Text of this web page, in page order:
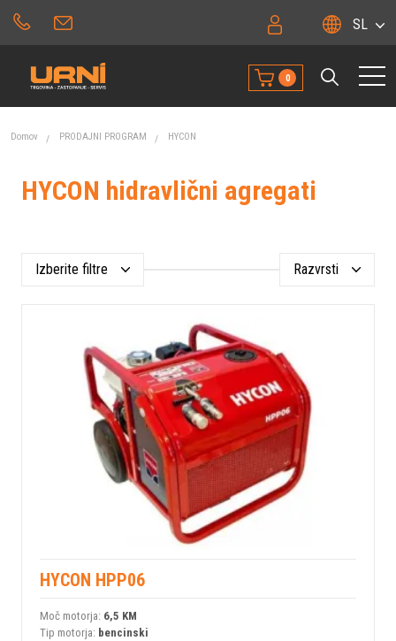
SL
0
Domov PRODAJNI PROGRAM HYCON
HYCON hidravlični agregati
Izberite filtre Razvrsti
HYCON HPP06
Moč motorja: 6,5 KM
Tip motorja: bencinski